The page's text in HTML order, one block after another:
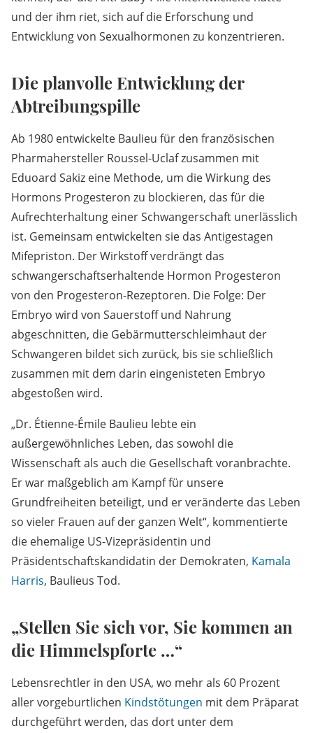
und der ihm riet, sich auf die Erforschung und
Entwicklung von Sexualhormonen zu konzentrieren.
Die planvolle Entwicklung der
Abtreibungspille
Ab 1980 entwickelte Baulieu für den französischen
Pharmahersteller Roussel-Uclaf zusammen mit
Eduoard Sakiz eine Methode, um die Wirkung des
Hormons Progesteron zu blockieren, das für die
Aufrechterhaltung einer Schwangerschaft unerlässlich
ist. Gemeinsam entwickelten sie das Antigestagen
Mifepriston. Der Wirkstoff verdrängt das
schwangerschaftserhaltende Hormon Progesteron
von den Progesteron-Rezeptoren. Die Folge: Der
Embryo wird von Sauerstoff und Nahrung
abgeschnitten, die Gebärmutterschleimhaut der
Schwangeren bildet sich zurück, bis sie schließlich
zusammen mit dem darin eingenisteten Embryo
abgestoßen wird.
„Dr. Étienne-Émile Baulieu lebte ein
außergewöhnliches Leben, das sowohl die
Wissenschaft als auch die Gesellschaft voranbrachte.
Er war maßgeblich am Kampf für unsere
Grundfreiheiten beteiligt, und er veränderte das Leben
so vieler Frauen auf der ganzen Welt“, kommentierte
die ehemalige US-Vizepräsidentin und
Präsidentschaftskandidatin der Demokraten, Kamala
Harris, Baulieus Tod.
„Stellen Sie sich vor, Sie kommen an
die Himmelspforte …“
Lebensrechtler in den USA, wo mehr als 60 Prozent
aller vorgeburtlichen Kindstötungen mit dem Präparat
durchgeführt werden, das dort unter dem